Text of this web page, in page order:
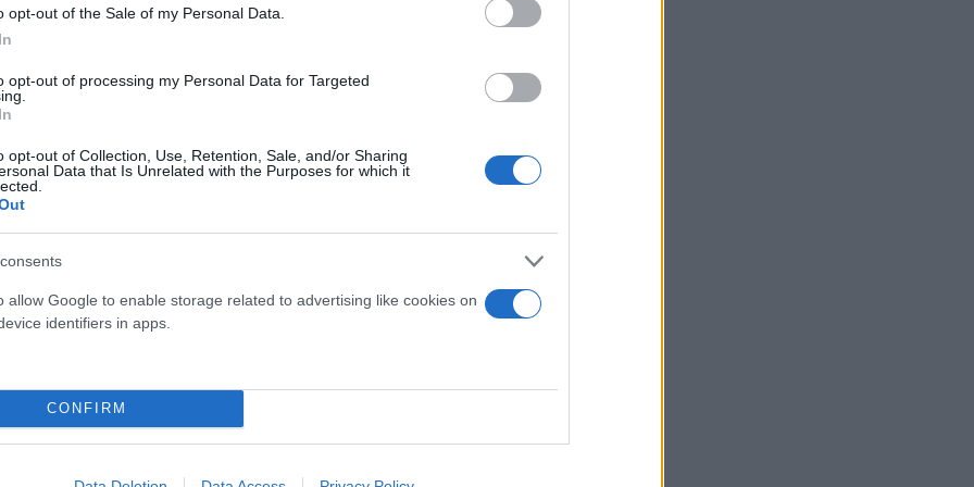
opt-out of the Sale of my Personal Data.
opt-out of processing my Personal Data for Targeted
opt-out of Collection, Use, Retention, Sale, and/or Sharing
Data that Is Unrelated with the Purposes for which it
allow Google to enable storage related to advertising like cookies on
identifiers in apps.
CONFIRM
συνεδρίαση σήμερα, Δευτέρα για να συζητήσει για
θα μπορούσε να εκδώσει γνώμη σχετικά με την έγκριση
φάρμακα του EMA (CHMP) σήμερα, Δευτέρα, 4 Ιανουαρίου,
δήλωση ο ΕΜΑ με έδρα το Άμστερνταμ. Αξίζει να σημειωθεί
θέμα το εμβόλιο της Moderna. Ο αρχικός σχεδιασμός ήταν
από διάφορες κυβερνήσεις για να κυλήσει πιο γρήγορα
διαφορά μερικών εβδομάδων μεταξύ τους, όπως ακριβώς